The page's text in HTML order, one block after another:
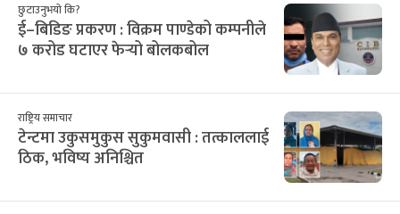
छुटाउनुभयो कि?
ई–बिडिङ प्रकरण : विक्रम पाण्डेको कम्पनीले
७ करोड घटाएर फेर्‍यो बोलकबोल
राष्ट्रिय समाचार
टेन्टमा उकुसमुकुस सुकुमवासी : तत्काललाई
ठिक, भविष्य अनिश्चित